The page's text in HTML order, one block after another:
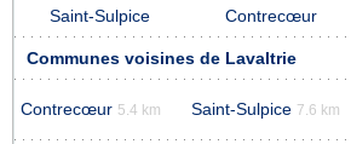
Saint-Sulpice Contrecœur
Communes voisines de Lavaltrie
Contrecœur 5.4 km Saint-Sulpice 7.6 km